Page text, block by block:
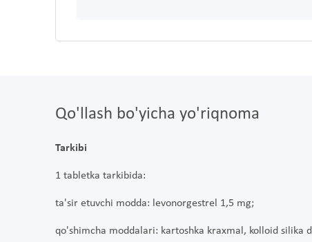
Qo'llash bo'yicha yo'riqnoma
Tarkibi
1 tabletka tarkibida:
ta'sir etuvchi modda: levonorgestrel 1,5 mg;
qo'shimcha moddalari: kartoshka kraxmal, kolloid silika